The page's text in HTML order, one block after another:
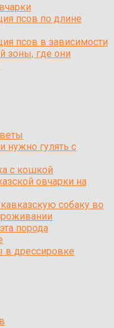
псов по длине
псов в зависимости
зоны, где они
нужно гулять с
с кошкой
овчарки на
собаку во
порода
дрессировке